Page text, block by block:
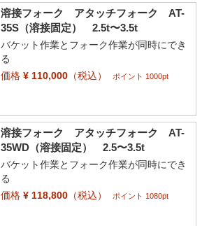
溶接フォーク アタッチフォーク AT-
35S（溶接固定） 2.5t〜3.5t
バケット作業とフォーク作業が同時にでき
る
価格¥ 110,000（税込） ポイント 1000pt
溶接フォーク アタッチフォーク AT-
35WD（溶接固定） 2.5〜3.5t
バケット作業とフォーク作業が同時にでき
る
価格¥ 118,800（税込） ポイント 1080pt